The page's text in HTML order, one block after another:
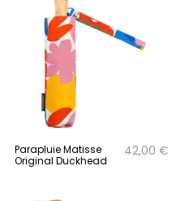
Parapluie Matisse
Original Duckhead
42,00 €